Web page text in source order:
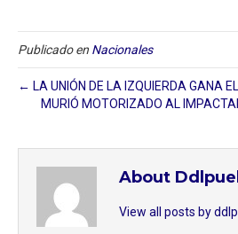
Publicado en Nacionales
← LA UNIÓN DE LA IZQUIERDA GANA
MURIÓ MOTORIZADO AL
About
View all posts by